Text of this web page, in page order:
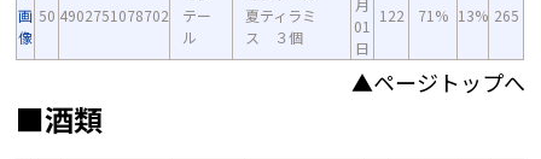
画
像
50 4902751078702
テー
ル
夏ティラミ
ス ３個
月
01
日
122 71% 13% 265
▲ページトップへ
■酒類